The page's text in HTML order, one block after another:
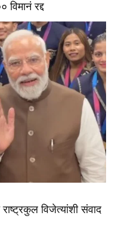
विमानं रद्द
विजेत्यांशी संवाद